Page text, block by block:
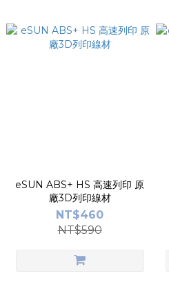
eSUN ABS+ HS 高速列印 原
廠3D列印線材
NT$460
NT$590